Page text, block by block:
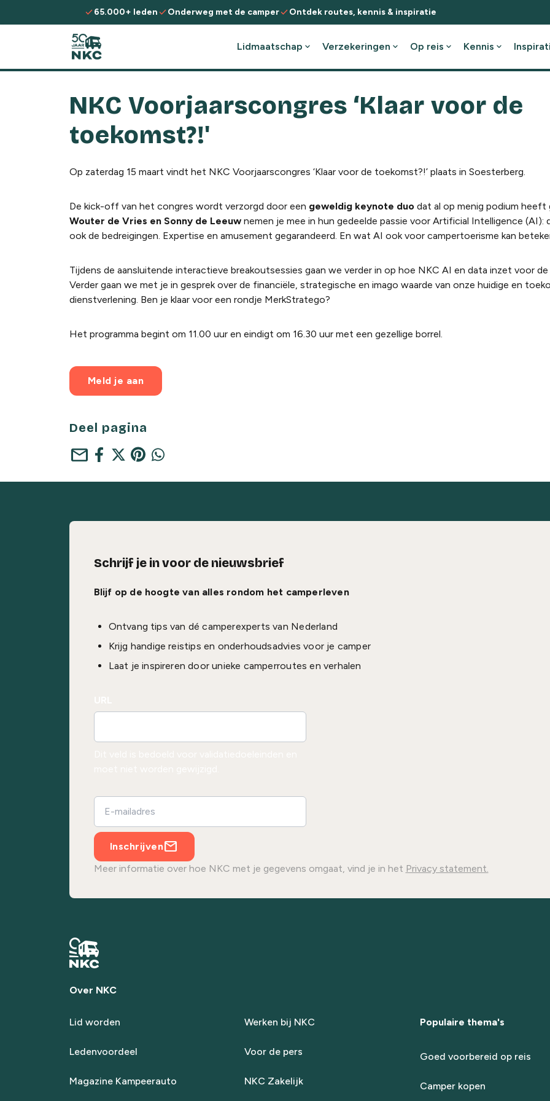
Spring naar de inhoud
check65.000+ ledencheckOnderweg met de campercheckOntdek routes, kennis & inspiratie
Lidmaatschap expand_more Verzekeringen expand_more Op reis expand_more Kennis expand_more
NKC Voorjaarscongres ‘Klaar voor de
toekomst?!'
Op zaterdag 15 maart vindt het NKC Voorjaarscongres ‘Klaar voor de toekomst?!’ plaats in Soesterberg.
De kick-off van het congres wordt verzorgd door een geweldig keynote duo dat al op menig podium heeft
Wouter de Vries en Sonny de Leeuwnemen je mee in hun gedeelde passie voor Artificial Intelligence (AI):
ook de bedreigingen. Expertise en amusement gegarandeerd. En wat AI ook voor campertoerisme kan
Tijdens de aansluitende interactieve breakoutsessies gaan we verder in op hoe NKC AI en data inzet voor de
Verder gaan we met je in gesprek over de financiële, strategische en imago waarde van onze huidige en
dienstverlening. Ben je klaar voor een rondje MerkStratego?
Het programma begint om 11.00 uur en eindigt om 16.30 uur met een gezellige borrel.
Meld je aan
Deel pagina
mail
Schrijf je in voor de nieuwsbrief
Blijf op de hoogte van alles rondom het camperleven
Ontvang tips van dé camperexperts van Nederland
Krijg handige reistips en onderhoudsadvies voor je camper
Laat je inspireren door unieke camperroutes en verhalen
Inschrijven
Meer informatie over hoe NKC met je gegevens omgaat, vind je in het Privacy statement.
Over NKC
Lid worden
Ledenvoordeel
Magazine Kampeerauto
Werken bij NKC
Voor de pers
NKC Zakelijk
Populaire thema's
Goed voorbereid op reis
Camper kopen